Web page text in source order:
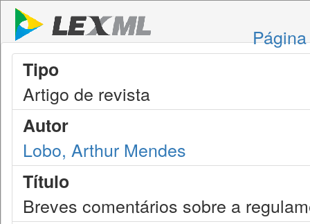
Tipo
Artigo de revista
Autor
Lobo, Arthur Mendes
Título
Breves comentários sobre a